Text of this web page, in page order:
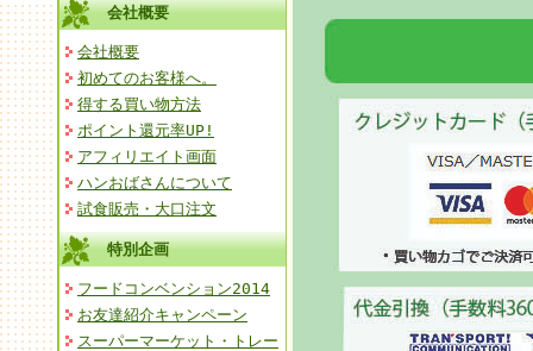
会社概要
会社概要
初めてのお客様へ。
得する買い物方法
ポイント還元率UP!
アフィリエイト画面
ハンおばさんについて
試食販売・大口注文
特別企画
フードコンベンション2014
お友達紹介キャンペーン
スーパーマーケット・トレー